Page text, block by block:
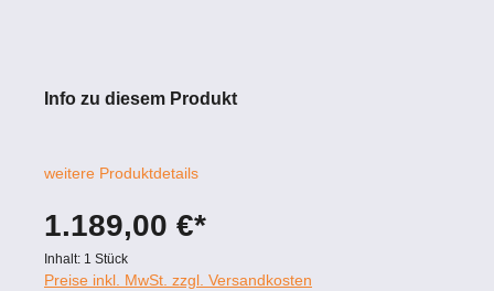
Info zu diesem Produkt
weitere Produktdetails
1.189,00 €*
Inhalt: 1 Stück
Preise inkl. MwSt. zzgl. Versandkosten